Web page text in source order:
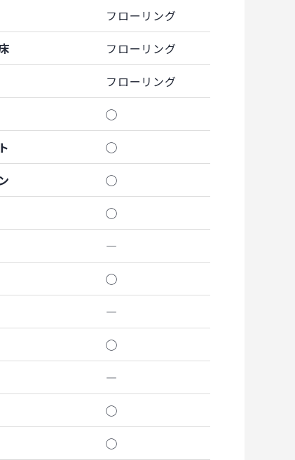
フローリング
フローリング
フローリング
◯
◯
◯
◯
―
◯
―
◯
―
◯
◯